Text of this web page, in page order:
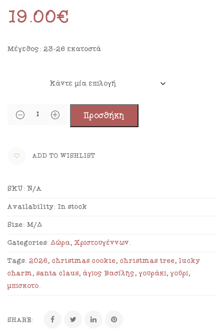
19.00€
Μέγεθος: 23-26 εκατοστά
Προσθήκη
ADD TO WISHLIST
SKU: N/A
Availability: In stock
Size: Μ/Δ
Categories: Δώρα,Χριστουγέννων.
Tags: 2026, christmas cookie, christmas tree,lucky
charm, santa claus, άγιος Βασίλης,γουράκι,γούρι,
μπισκότο.
SHARE: